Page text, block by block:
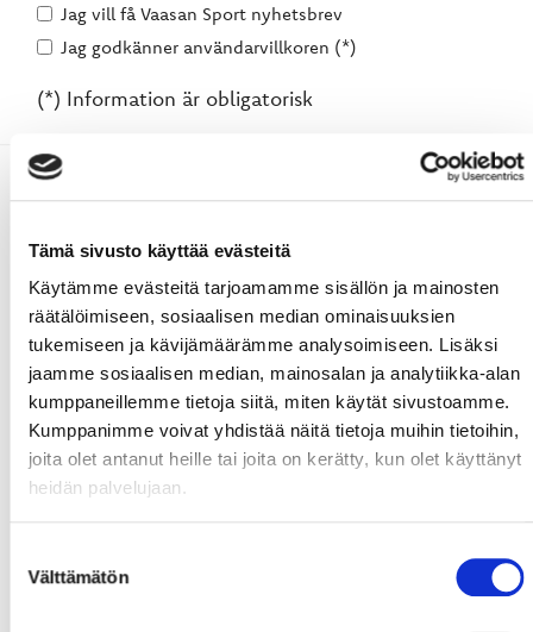
Tämä sivusto käyttää evästeitä
Käytämme evästeitä tarjoamamme sisällön ja mainosten
räätälöimiseen, sosiaalisen median ominaisuuksien
tukemiseen ja kävijämäärämme analysoimiseen. Lisäksi
jaamme sosiaalisen median, mainosalan ja analytiikka-alan
kumppaneillemme tietoja siitä, miten käytät sivustoamme.
Kumppanimme voivat yhdistää näitä tietoja muihin tietoihin,
joita olet antanut heille tai joita on kerätty, kun olet käyttänyt
heidän palvelujaan.
valinta
Välttämätön
Jag vill få Vaasan Sport nyhetsbrev
Jag godkänner användarvillkoren (*)
(*) Information är obligatorisk